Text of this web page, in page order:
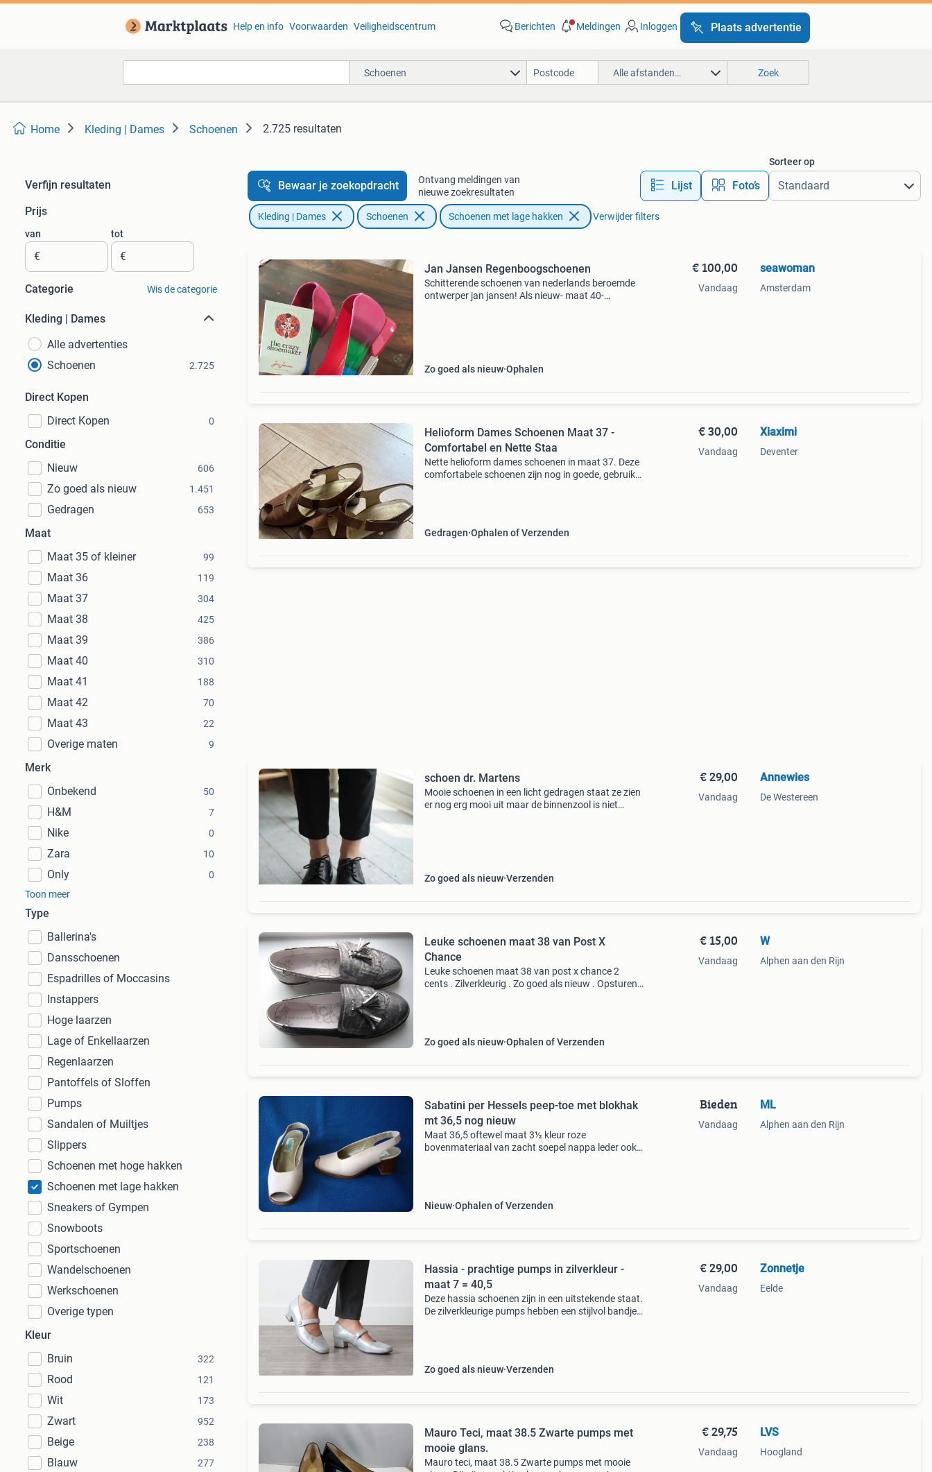
Help en info Voorwaarden Veiligheidscentrum Berichten Meldingen Inloggen Plaats advertentie
Schoenen Alle afstanden… Zoek
Home Kleding | Dames Schoenen 2.725 resultaten
Verfijn resultaten
Prijs
van
€
tot
€
Categorie Wis de categorie
Kleding | Dames
Alle advertenties
Schoenen
2.725
Direct Kopen
Direct Kopen
0
Conditie
Nieuw
606
Zo goed als nieuw 1.451
Gedragen 653
Maat
Maat 35 of kleiner
99
Maat 36 119
Maat 37 304
Maat 38 425
Maat 39 386
Maat 40 310
Maat 41 188
Maat 42 70
Maat 43 22
Overige maten 9
Merk
Onbekend
50
H&M 7
Nike 0
Zara 10
Only
0
Toon meer
Type
Ballerina's
Dansschoenen
Espadrilles of Moccasins
Instappers
Hoge laarzen
Lage of Enkellaarzen
Regenlaarzen
Pantoffels of Sloffen
Pumps
Sandalen of Muiltjes
Slippers
Schoenen met hoge hakken
Schoenen met lage hakken
Sneakers of Gympen
Snowboots
Sportschoenen
Wandelschoenen
Werkschoenen
Overige typen
Kleur
Bruin
322
Rood 121
Wit 173
Zwart 952
Beige 238
Blauw 277
Bewaar je zoekopdracht
Ontvang meldingen van
nieuwe zoekresultaten
Lijst Foto’s
Sorteer op
Kleding | Dames Schoenen Schoenen met lage hakken Verwijder filters
Jan Jansen Regenboogschoenen
Schitterende schoenen van nederlands beroemde
ontwerper jan jansen! Als nieuw- maat 40-
Zo goed als nieuw Ophalen
€ 100,00
Vandaag
seawoman
Amsterdam
Helioform Dames Schoenen Maat 37 -
Comfortabel en Nette Staa
Nette helioform dames schoenen in maat 37. Deze
comfortabele schoenen zijn nog in goede, gebruikte
Gedragen Ophalen of Verzenden
€ 30,00
Vandaag
Xiaximi
Deventer
schoen dr. Martens
Mooie schoenen in een licht gedragen staat ze zien
er nog erg mooi uit maar de binnenzool is niet
Zo goed als nieuw Verzenden
€ 29,00
Vandaag
Annewies
De Westereen
Leuke schoenen maat 38 van Post X
Chance
Leuke schoenen maat 38 van post x chance 2
cents . Zilverkleurig . Zo goed als nieuw . Opsturen
Zo goed als nieuw Ophalen of Verzenden
€ 15,00
Vandaag
W
Alphen aan den Rijn
Sabatini per Hessels peep-toe met blokhak
mt 36,5 nog nieuw
Maat 36,5 oftewel maat 3½ kleur roze
bovenmateriaal van zacht soepel nappa leder ook
Nieuw Ophalen of Verzenden
Bieden
Vandaag
ML
Alphen aan den Rijn
Hassia - prachtige pumps in zilverkleur -
maat 7 = 40,5
Deze hassia schoenen zijn in een uitstekende staat.
De zilverkleurige pumps hebben een stijlvol bandje
Zo goed als nieuw Verzenden
€ 29,00
Vandaag
Zonnetje ️
Eelde
Mauro Teci, maat 38.5 Zwarte pumps met
mooie glans.
Mauro teci, maat 38.5 Zwarte pumps met mooie
€ 29,75
Vandaag
LVS
Hoogland